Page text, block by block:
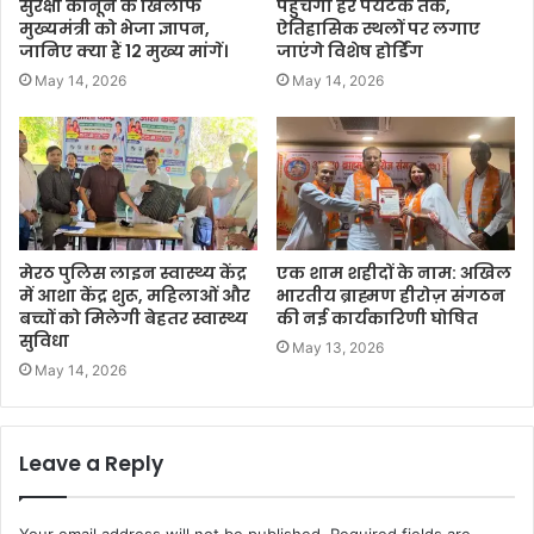
सुरक्षा कानून के खिलाफ
मुख्यमंत्री को भेजा ज्ञापन,
जानिए क्या हैं 12 मुख्य मांगें।
May 14, 2026
पहुंचेगा हर पर्यटक तक,
ऐतिहासिक स्थलों पर लगाए
जाएंगे विशेष होर्डिंग
May 14, 2026
मेरठ पुलिस लाइन स्वास्थ्य केंद्र
में आशा केंद्र शुरू, महिलाओं और
बच्चों को मिलेगी बेहतर स्वास्थ्य
सुविधा
May 14, 2026
एक शाम शहीदों के नाम: अखिल
भारतीय ब्राह्मण हीरोज़ संगठन
की नई कार्यकारिणी घोषित
May 13, 2026
Leave a Reply